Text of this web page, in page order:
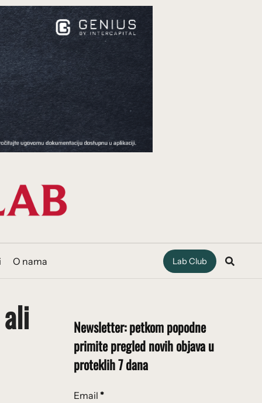
O nama Lab Club
Newsletter: petkom popodne
primite pregled novih objava u
proteklih 7 dana
Email *